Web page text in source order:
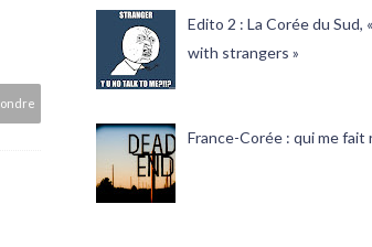
Edito 2 : La Corée du Sud,
with strangers »
France-Corée : qui me fait